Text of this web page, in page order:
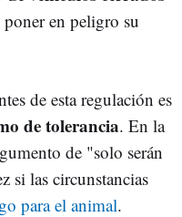
en peligro su
de esta regulación es
de tolerancia. En la
de "solo serán
si las circunstancias
para el animal.